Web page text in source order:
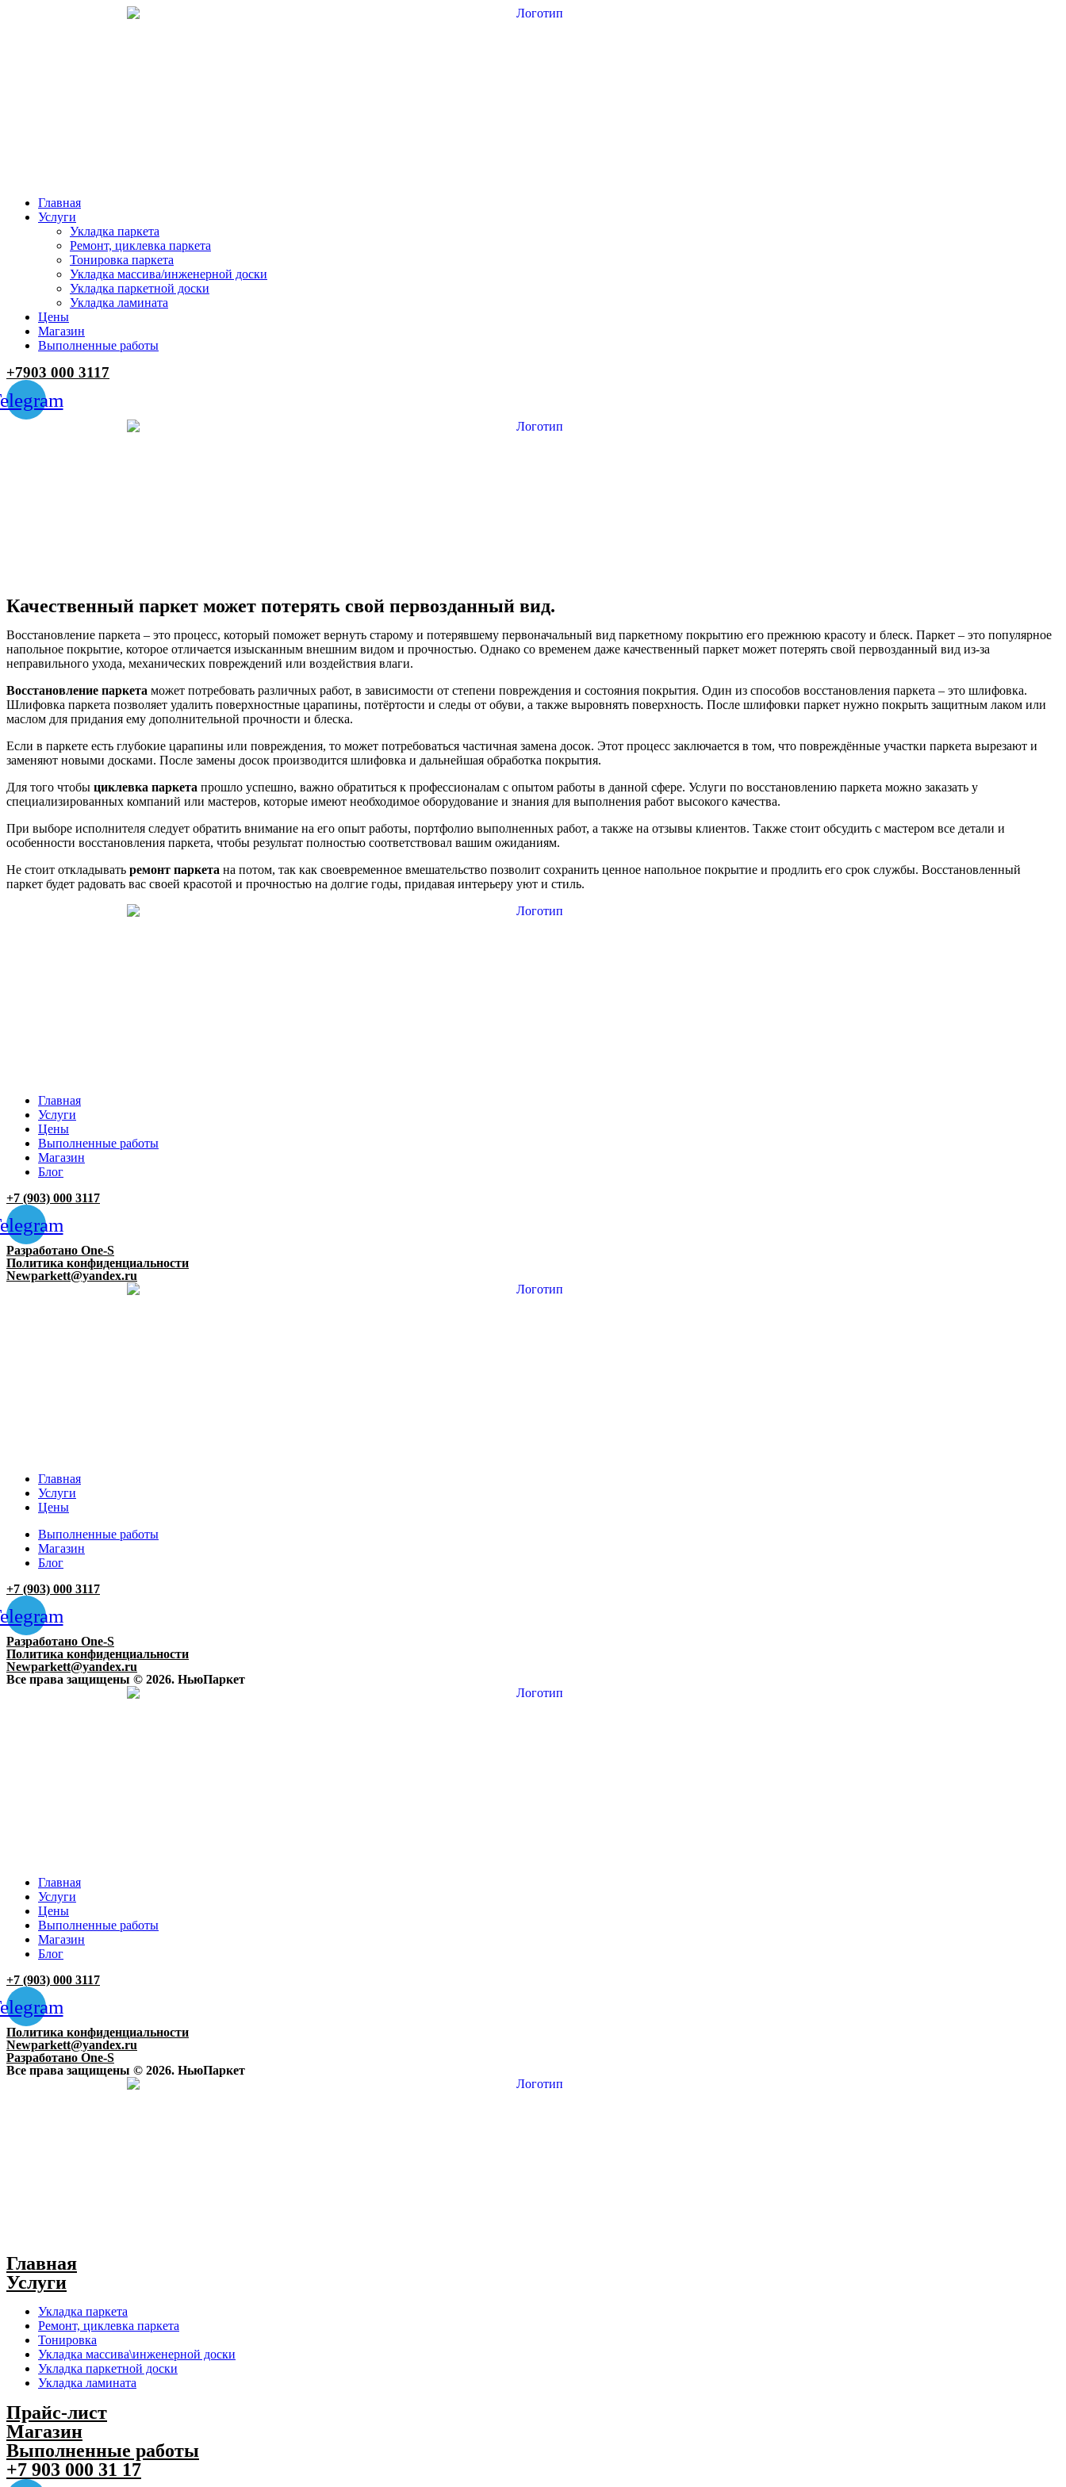
МенюГлавная
Услуги
Укладка паркета
Ремонт, циклевка паркета
Тонировка паркета
Укладка массива/инженерной доски
Укладка паркетной доски
Укладка ламината
Цены
Магазин
Выполненные работы
+7903 000 3117
Качественный паркет может потерять свой первозданный вид.
Восстановление паркета – это процесс, который поможет вернуть старому и потерявшему первоначальный вид паркетному покрытию его прежнюю красоту и блеск. Паркет – это популярное
напольное покрытие, которое отличается изысканным внешним видом и прочностью. Однако со временем даже качественный паркет может потерять свой первозданный вид из-за
неправильного ухода, механических повреждений или воздействия влаги.
Восстановление паркета может потребовать различных работ, в зависимости от степени повреждения и состояния покрытия. Один из способов восстановления паркета – это шлифовка.
Шлифовка паркета позволяет удалить поверхностные царапины, потёртости и следы от обуви, а также выровнять поверхность. После шлифовки паркет нужно покрыть защитным лаком или
маслом для придания ему дополнительной прочности и блеска.
Если в паркете есть глубокие царапины или повреждения, то может потребоваться частичная замена досок. Этот процесс заключается в том, что повреждённые участки паркета вырезают и
заменяют новыми досками. После замены досок производится шлифовка и дальнейшая обработка покрытия.
Для того чтобы циклевка паркета прошло успешно, важно обратиться к профессионалам с опытом работы в данной сфере. Услуги по восстановлению паркета можно заказать у
специализированных компаний или мастеров, которые имеют необходимое оборудование и знания для выполнения работ высокого качества.
При выборе исполнителя следует обратить внимание на его опыт работы, портфолио выполненных работ, а также на отзывы клиентов. Также стоит обсудить с мастером все детали и
особенности восстановления паркета, чтобы результат полностью соответствовал вашим ожиданиям.
Не стоит откладывать ремонт паркета на потом, так как своевременное вмешательство позволит сохранить ценное напольное покрытие и продлить его срок службы. Восстановленный
паркет будет радовать вас своей красотой и прочностью на долгие годы, придавая интерьеру уют и стиль.
Главная
Услуги
Цены
Выполненные работы
Магазин
Блог
+7 (903) 000 3117
Разработано One-S
Политика конфиденциальности
Newparkett@yandex.ru
Главная
Услуги
Цены
Выполненные работы
Магазин
Блог
+7 (903) 000 3117
Разработано One-S
Политика конфиденциальности
Newparkett@yandex.ru
Все права защищены © 2026. НьюПаркет
Главная
Услуги
Цены
Выполненные работы
Магазин
Блог
+7 (903) 000 3117
Политика конфиденциальности
Newparkett@yandex.ru
Разработано One-S
Все права защищены © 2026. НьюПаркет
Главная
Услуги
Укладка паркета
Ремонт, циклевка паркета
Тонировка
Укладка массива\инженерной доски
Укладка паркетной доски
Укладка ламината
Прайс-лист
Магазин
Выполненные работы
+7 903 000 31 17